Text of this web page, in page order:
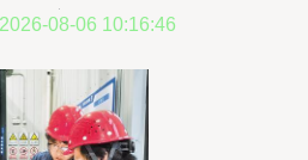
的深度发展
08-06 10:16:46